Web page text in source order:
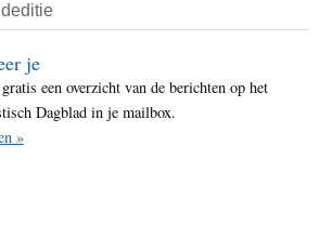
je
een overzicht van de berichten op het
Dagblad in je mailbox.
»